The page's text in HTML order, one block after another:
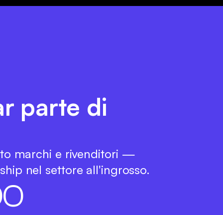
parte di
marchi e rivenditori —
nel settore all'ingrosso.
0